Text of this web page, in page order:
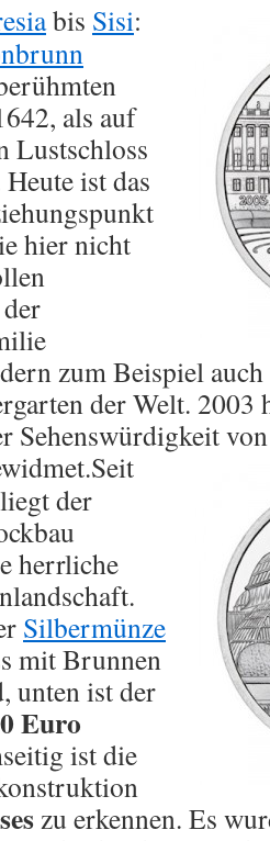
bis Sisi:
als auf
Lustschloss
ist das
hier nicht
zum Beispiel
der Welt. 2003
Sehenswürdigkeit
Seit
der
herrliche
Silbermünze
mit Brunnen
unten ist der
Euro
ist die
zu erkennen. Es